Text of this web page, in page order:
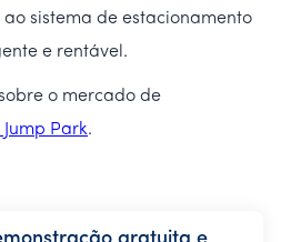
sistema de estacionamento
e rentável.
o mercado de
Jump Park.